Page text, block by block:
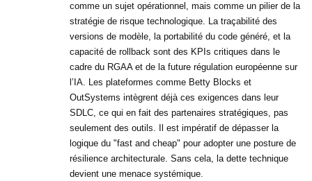
comme un sujet opérationnel, mais comme un pilier de la
stratégie de risque technologique. La traçabilité des
versions de modèle, la portabilité du code généré, et la
capacité de rollback sont des KPIs critiques dans le
cadre du RGAA et de la future régulation européenne sur
l’IA. Les plateformes comme Betty Blocks et
OutSystems intègrent déjà ces exigences dans leur
SDLC, ce qui en fait des partenaires stratégiques, pas
seulement des outils. Il est impératif de dépasser la
logique du "fast and cheap" pour adopter une posture de
résilience architecturale. Sans cela, la dette technique
devient une menace systémique.